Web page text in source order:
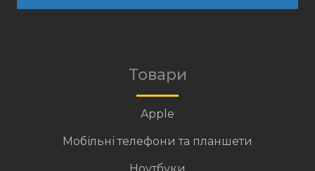
Товари
Apple
Мобільні телефони та планшети